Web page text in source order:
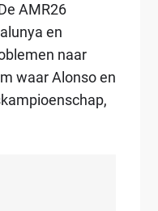
AMR26
en
naar
waar Alonso en